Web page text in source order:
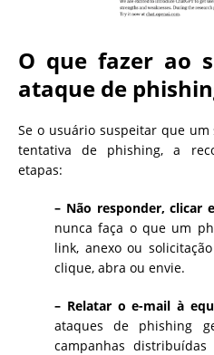
O que fazer ao
ataque de
Se o usuário suspeitar que
tentativa de phishing, a
etapas:
– Não responder, clicar
nunca faça o que um
link, anexo ou
clique, abra ou envie.
– Relatar o e-mail à
ataques de phishing
campanhas